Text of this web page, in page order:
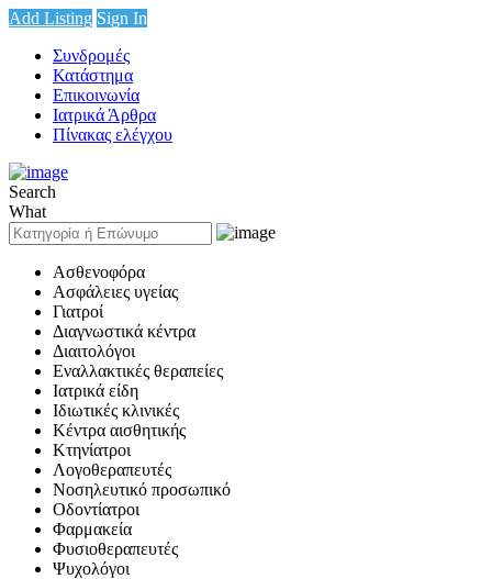
Add Listing Sign In
Συνδρομές
Κατάστημα
Επικοινωνία
Ιατρικά Άρθρα
Πίνακας ελέγχου
Search
What
Ασθενοφόρα
Ασφάλειες υγείας
Γιατροί
Διαγνωστικά κέντρα
Διαιτολόγοι
Εναλλακτικές θεραπείες
Ιατρικά είδη
Ιδιωτικές κλινικές
Κέντρα αισθητικής
Κτηνίατροι
Λογοθεραπευτές
Νοσηλευτικό προσωπικό
Οδοντίατροι
Φαρμακεία
Φυσιοθεραπευτές
Ψυχολόγοι